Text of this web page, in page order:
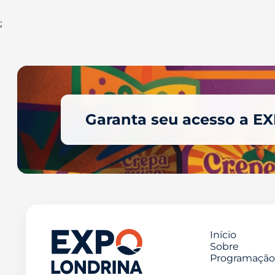
;
Garanta seu acesso a
Início
Sobre
Programação